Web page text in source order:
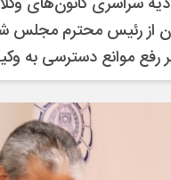
از رئیس محترم مجلس
رفع موانع دسترسی به